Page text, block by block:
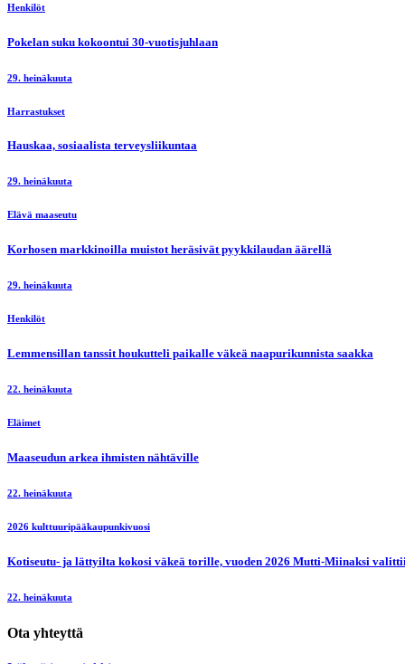
Henkilöt
Pokelan suku kokoontui 30-vuotisjuhlaan
29. heinäkuuta
Harrastukset
Hauskaa, sosiaalista terveysliikuntaa
29. heinäkuuta
Elävä maaseutu
Korhosen markkinoilla muistot heräsivät pyykkilaudan äärellä
29. heinäkuuta
Henkilöt
Lemmensillan tanssit houkutteli paikalle väkeä naapurikunnista saakka
22. heinäkuuta
Eläimet
Maaseudun arkea ihmisten nähtäville
22. heinäkuuta
2026 kulttuuripääkaupunkivuosi
Kotiseutu- ja lättyilta kokosi väkeä torille, vuoden 2026 Mutti-Miinaksi
22. heinäkuuta
Ota yhteyttä